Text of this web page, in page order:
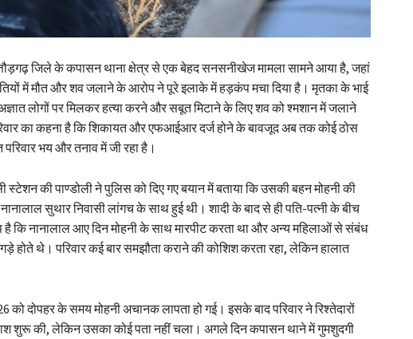
जिले के कपासन थाना क्षेत्र से एक बेहद सनसनीखेज मामला सामने आया है, जहां
में मौत और शव जलाने के आरोप ने पूरे इलाके में हड़कंप मचा दिया है। मृतका के भाई
लोगों पर मिलकर हत्या करने और सबूत मिटाने के लिए शव को श्मशान में जलाने
का कहना है कि शिकायत और एफआईआर दर्ज होने के बावजूद अब तक कोई ठोस
परिवार भय और तनाव में जी रहा है।
स्टेशन की पाण्डोली ने पुलिस को दिए गए बयान में बताया कि उसकी बहन मोहनी की
सुथार निवासी लांगच के साथ हुई थी। शादी के बाद से ही पति-पत्नी के बीच
है कि नानालाल आए दिन मोहनी के साथ मारपीट करता था और अन्य महिलाओं से संबंध
होते थे। परिवार कई बार समझौता कराने की कोशिश करता रहा, लेकिन हालात
को दोपहर के समय मोहनी अचानक लापता हो गई। इसके बाद परिवार ने रिश्तेदारों
शुरू की, लेकिन उसका कोई पता नहीं चला। अगले दिन कपासन थाने में गुमशुदगी